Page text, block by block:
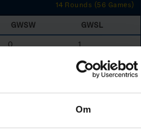
Om
14 Rounds (56 Games)
GWSW
GWSL
0
1
1
1
0
1